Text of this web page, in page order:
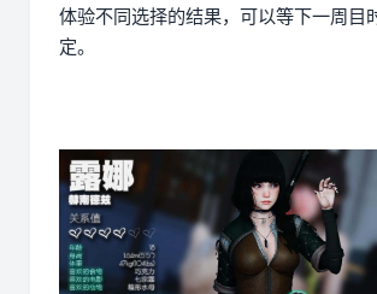
体验不同选择的结果，可以等下一周目
定。